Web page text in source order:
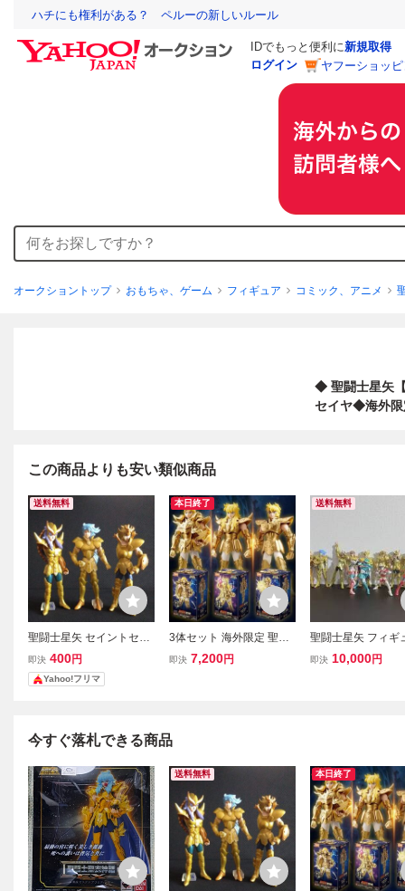
ハチにも権利がある？ ペルーの新しいルール
IDでもっと便利に新規取得
ログイン
ヤフーショッ
オークショントップ おもちゃ、ゲーム フィギュア コミック、アニメ
◆ 聖闘士星矢
セイヤ◆海外
この商品よりも安い類似商品
送料無料
聖闘士星矢 セイントセイ
ヤ HGIF フィギュア ゴー
ルドセイント３体セット
当時物
即決 400円
Yahoo!フリマ
本日終了
3体セット 海外限定 聖闘
士星矢 超越版 ゴールドセ
即決 7,200円
送料無料
聖闘士星矢 フィギ
体 セット 黄金聖闘
即決 10,000円
今すぐ落札できる商品
送料無料 本日終了